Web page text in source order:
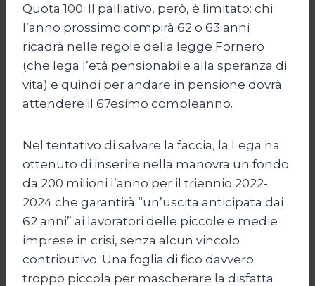
Quota 100. Il palliativo, però, è limitato: chi
l’anno prossimo compirà 62 o 63 anni
ricadrà nelle regole della legge Fornero
(che lega l’età pensionabile alla speranza di
vita) e quindi per andare in pensione dovrà
attendere il 67esimo compleanno.
Nel tentativo di salvare la faccia, la Lega ha
ottenuto di inserire nella manovra un fondo
da 200 milioni l’anno per il triennio 2022-
2024 che garantirà “un’uscita anticipata dai
62 anni” ai lavoratori delle piccole e medie
imprese in crisi, senza alcun vincolo
contributivo. Una foglia di fico davvero
troppo piccola per mascherare la disfatta